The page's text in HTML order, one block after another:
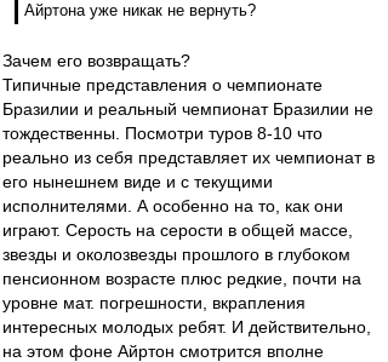
Айртона уже никак не вернуть?
Зачем его возвращать?
Типичные представления о чемпионате
Бразилии и реальный чемпионат Бразилии не
тождественны. Посмотри туров 8-10 что
реально из себя представляет их чемпионат в
его нынешнем виде и с текущими
исполнителями. А особенно на то, как они
играют. Серость на серости в общей массе,
звезды и околозвезды прошлого в глубоком
пенсионном возрасте плюс редкие, почти на
уровне мат. погрешности, вкрапления
интересных молодых ребят. И действительно,
на этом фоне Айртон смотрится вполне